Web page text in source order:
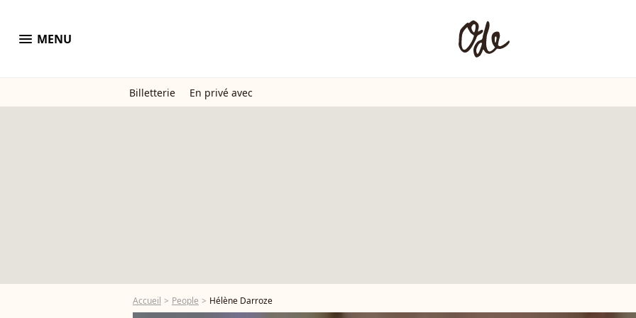
menu MENU
Billetterie En privé avec
Accueil People Hélène Darroze